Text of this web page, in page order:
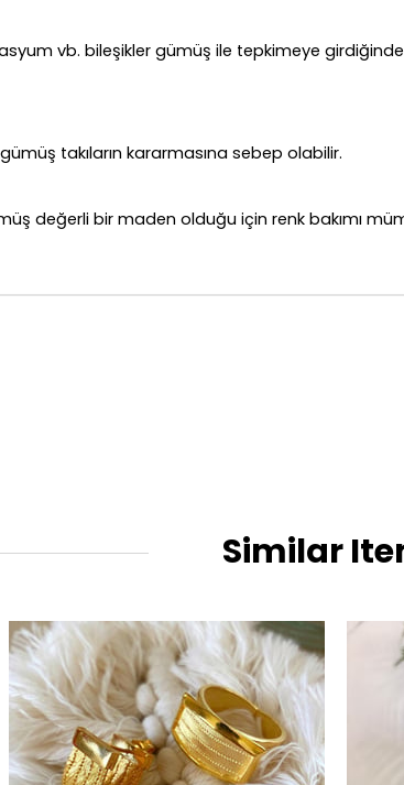
vb. bileşikler gümüş ile tepkimeye
takıların kararmasına sebep olabilir.
değerli bir maden olduğu için renk bakımı
Similar